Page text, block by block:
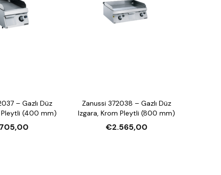
– Gazlı Düz
Pleytli (400 mm)
Zanussi 372038 – Gazlı Düz
Izgara, Krom Pleytli (800 mm)
€2.565,00